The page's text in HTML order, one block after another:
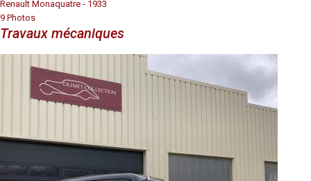
Renault Monaquatre - 1933
9 Photos
Travaux mécaniques